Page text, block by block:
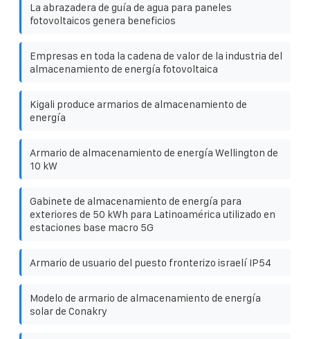
La abrazadera de guía de agua para paneles
fotovoltaicos genera beneficios
Empresas en toda la cadena de valor de la industria del
almacenamiento de energía fotovoltaica
Kigali produce armarios de almacenamiento de
energía
Armario de almacenamiento de energía Wellington de
10 kW
Gabinete de almacenamiento de energía para
exteriores de 50 kWh para Latinoamérica utilizado en
estaciones base macro 5G
Armario de usuario del puesto fronterizo israelí IP54
Modelo de armario de almacenamiento de energía
solar de Conakry